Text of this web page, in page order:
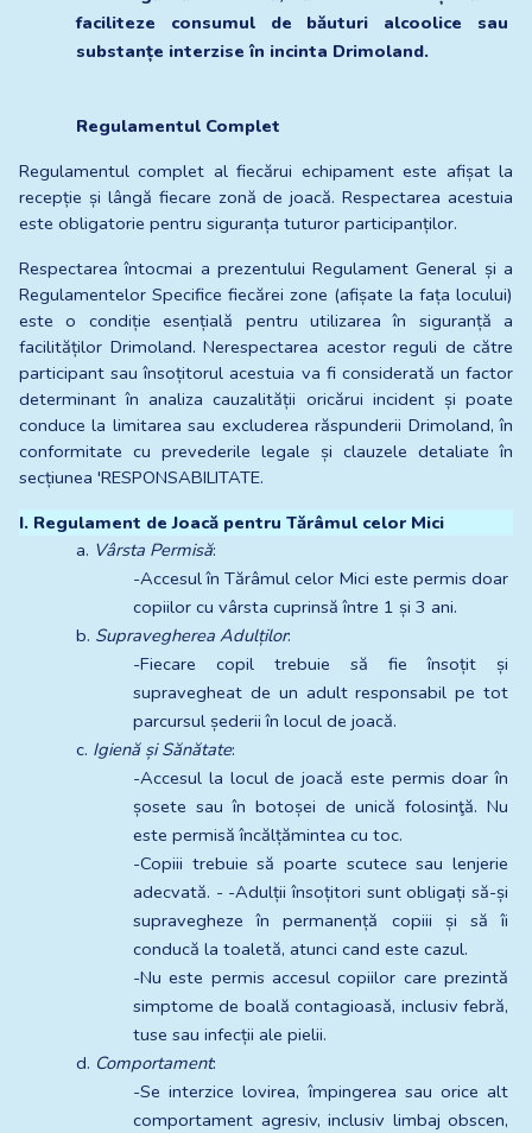
faciliteze consumul de băuturi alcoolice sau
substanțe interzise în incinta Drimoland.
Regulamentul Complet
Regulamentul complet al fiecărui echipament este afișat la
recepție și lângă fiecare zonă de joacă. Respectarea acestuia
este obligatorie pentru siguranța tuturor participanților.
Respectarea întocmai a prezentului Regulament General și a
Regulamentelor Specifice fiecărei zone (afișate la fața locului)
este o condiție esențială pentru utilizarea în siguranță a
facilităților Drimoland. Nerespectarea acestor reguli de către
participant sau însoțitorul acestuia va fi considerată un factor
determinant în analiza cauzalității oricărui incident și poate
conduce la limitarea sau excluderea răspunderii Drimoland, în
conformitate cu prevederile legale și clauzele detaliate în
secțiunea 'RESPONSABILITATE.
I. Regulament de Joacă pentru Tărâmul celor Mici
a. Vârsta Permisă:
-Accesul în Tărâmul celor Mici este permis doar
copiilor cu vârsta cuprinsă între 1 și 3 ani.
b. Supravegherea Adulților:
-Fiecare copil trebuie să fie însoțit și
supravegheat de un adult responsabil pe tot
parcursul șederii în locul de joacă.
c. Igienă și Sănătate:
-Accesul la locul de joacă este permis doar în
șosete sau în botoșei de unică folosinţă. Nu
este permisă încălțămintea cu toc.
-Copiii trebuie să poarte scutece sau lenjerie
adecvată. - -Adulții însoțitori sunt obligați să-și
supravegheze în permanență copiii și să îi
conducă la toaletă, atunci cand este cazul.
-Nu este permis accesul copiilor care prezintă
simptome de boală contagioasă, inclusiv febră,
tuse sau infecții ale pielii.
d. Comportament:
-Se interzice lovirea, împingerea sau orice alt
comportament agresiv, inclusiv limbaj obscen,